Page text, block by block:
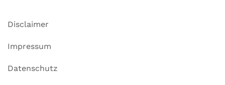
Disclaimer
Impressum
Datenschutz